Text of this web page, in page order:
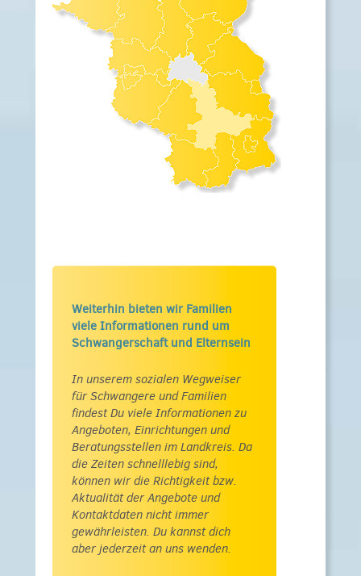
Weiterhin bieten wir Familien
viele Informationen rund um
Schwangerschaft und Elternsein
In unserem sozialen Wegweiser
für Schwangere und Familien
findest Du viele Informationen zu
Angeboten, Einrichtungen und
Beratungsstellen im Landkreis. Da
die Zeiten schnelllebig sind,
können wir die Richtigkeit bzw.
Aktualität der Angebote und
Kontaktdaten nicht immer
gewährleisten. Du kannst dich
aber jederzeit an uns wenden.